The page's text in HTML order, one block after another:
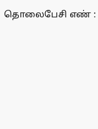
தொலைபேசி எண் :